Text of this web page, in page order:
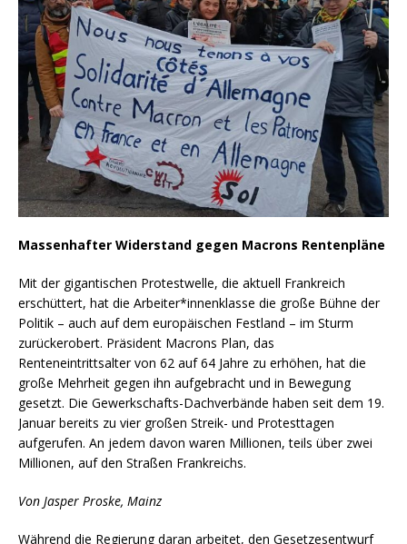
Massenhafter Widerstand gegen Macrons Rentenpläne
Mit der gigantischen Protestwelle, die aktuell Frankreich
erschüttert, hat die Arbeiter*innenklasse die große Bühne der
Politik – auch auf dem europäischen Festland – im Sturm
zurückerobert. Präsident Macrons Plan, das
Renteneintrittsalter von 62 auf 64 Jahre zu erhöhen, hat die
große Mehrheit gegen ihn aufgebracht und in Bewegung
gesetzt. Die Gewerkschafts-Dachverbände haben seit dem 19.
Januar bereits zu vier großen Streik- und Protesttagen
aufgerufen. An jedem davon waren Millionen, teils über zwei
Millionen, auf den Straßen Frankreichs.
Von Jasper Proske, Mainz
Während die Regierung daran arbeitet, den Gesetzesentwurf